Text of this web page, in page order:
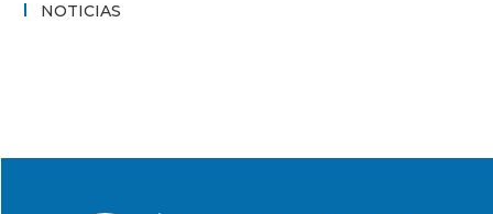
NOTICIAS